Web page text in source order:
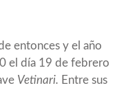
entonces y el año
el día 19 de febrero
Vetinari. Entre sus